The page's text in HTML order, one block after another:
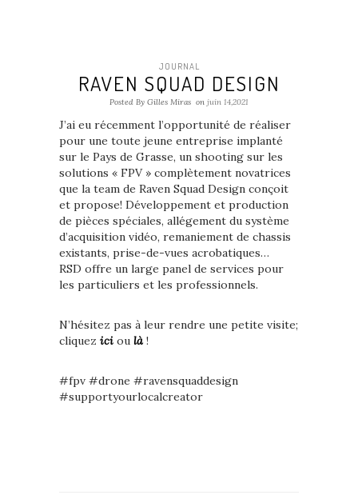
JOURNAL
RAVEN SQUAD DESIGN
Posted By Gilles Miras on juin 14,2021
J’ai eu récemment l’opportunité de réaliser
pour une toute jeune entreprise implanté
sur le Pays de Grasse, un shooting sur les
solutions « FPV » complètement novatrices
que la team de Raven Squad Design conçoit
et propose! Développement et production
de pièces spéciales, allégement du système
d’acquisition vidéo, remaniement de chassis
existants, prise-de-vues acrobatiques…
RSD offre un large panel de services pour
les particuliers et les professionnels.
N’hésitez pas à leur rendre une petite visite;
cliquez ici ou là!
#fpv #drone #ravensquaddesign
#supportyourlocalcreator